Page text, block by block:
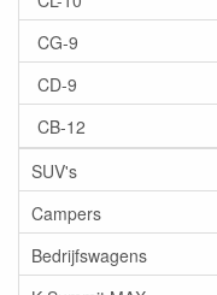
CG-9
CD-9
CB-12
SUV's
Campers
Bedrijfswagens